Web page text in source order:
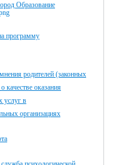
Образование
программу
родителей (законных
качестве оказания
услуг в
организациях